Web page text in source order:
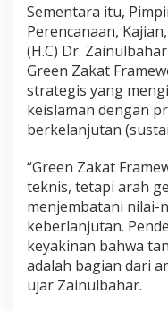
Sementara itu,
Perencanaan,
(H.C) Dr.
Green Zakat
strategis yang
keislaman dengan
berkelanjutan
“Green Zakat
teknis, tetapi arah
menjembatani nilai-
keberlanjutan.
keyakinan bahwa
adalah bagian dari
ujar Zainulbahar.